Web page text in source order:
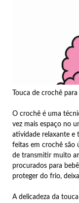
Touca de crochê
O crochê é uma
vez mais espaço no
atividade relaxante e
feitas em crochê são
de transmitir muito
procurados para
proteger do frio,
A delicadeza da